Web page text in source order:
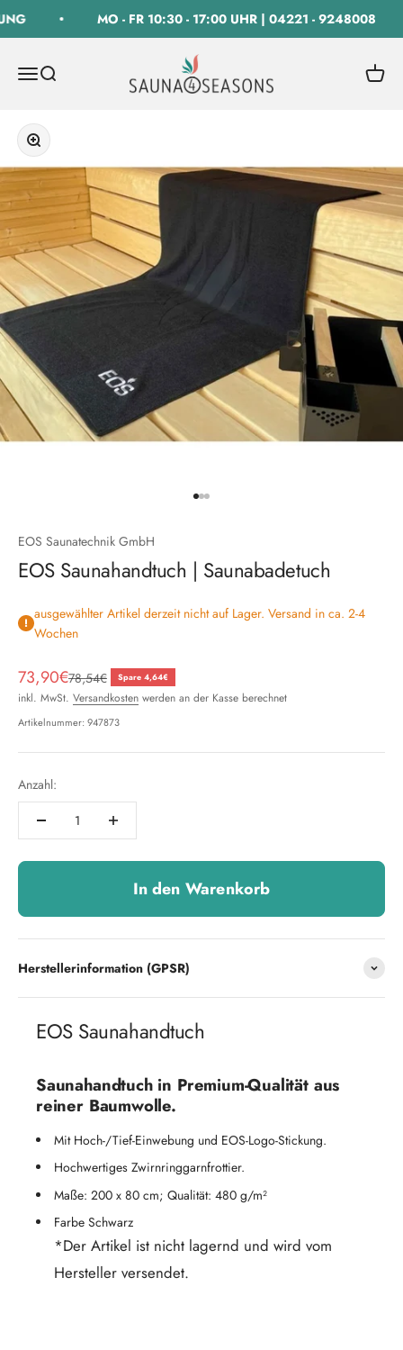
MO - FR 10:30 - 17:00 UHR | 04221 - 9248008
Navigationsmenü öffnen
Suche öffnen
SAUNA 4 SEASONS GmbH
Bild vergrößern
Gehe zu Element 1
Gehe zu Element 2
Gehe zu Element 3
EOS Saunatechnik GmbH
EOS Saunahandtuch | Saunabadetuch
ausgewählter Artikel derzeit nicht auf Lager. Versand in ca. 2-4
Wochen
Angebot
73,90€Regulärer Preis
78,54€ Spare 4,64€
inkl. MwSt. Versandkosten werden an der Kasse berechnet
Artikelnummer: 947873
Anzahl:
In den Warenkorb
Herstellerinformation (GPSR)
EOS Saunahandtuch
Saunahandtuch in Premium-Qualität aus
reiner Baumwolle.
Mit Hoch-/Tief-Einwebung und EOS-Logo-Stickung.
Hochwertiges Zwirnringgarnfrottier.
Maße: 200 x 80 cm; Qualität: 480 g/m²
Farbe Schwarz
*Der Artikel ist nicht lagernd und wird vom
Hersteller versendet.